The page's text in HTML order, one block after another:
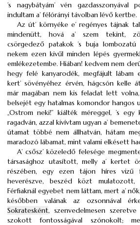
’s nagybátyám’ vén gazdasszonyával
indultam a’ félórányi távolban lévő kertbe.
Az út’ környéke e’ regényes tájnak
mindenütt, hová a’ szem tekint,
csörgedező patakok ’s buja
nekem ezen kivűl minden lépés
emlékezetembe. Hiában! kedvem nem
hegy felé kanyarodék, megfájult lábam
kert’ sövényéhez érvén, hágcsón kelle
már magában nem kis feladat lett
belsejét egy hatalmas komondor hangos
„Ostrom neki!” kiálték méreggel, ’s
ragadván, azzal kivívtam ugyan a’
útamat többé nem állhatván, hátam
maradozó lábamat, mint valami elkésett
A’ csősz’ közeledő felesége
társasághoz utasított, melly a’ kertet
részében, egy ezen tájon híres vizű
heverészve, beszéd közt
Férfiaknál egyebet nem láttam, mert a’
későbben valának az ozsonnával
Sokratesként, szenvedelmesen
szokott fontosságával szónokolt;